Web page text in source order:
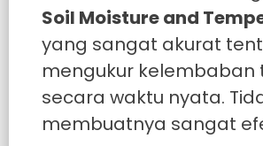
Soil Moisture and
yang sangat akurat
mengukur
secara waktu nyata.
membuatnya sangat